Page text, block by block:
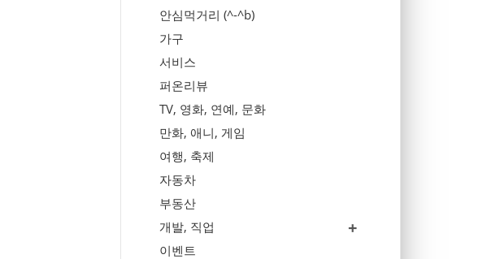
안심먹거리 (^-^b)
가구
서비스
퍼온리뷰
TV, 영화, 연예, 문화
만화, 애니, 게임
여행, 축제
자동차
부동산
개발, 직업
이벤트